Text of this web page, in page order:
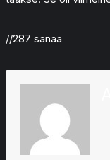
//287 sanaa